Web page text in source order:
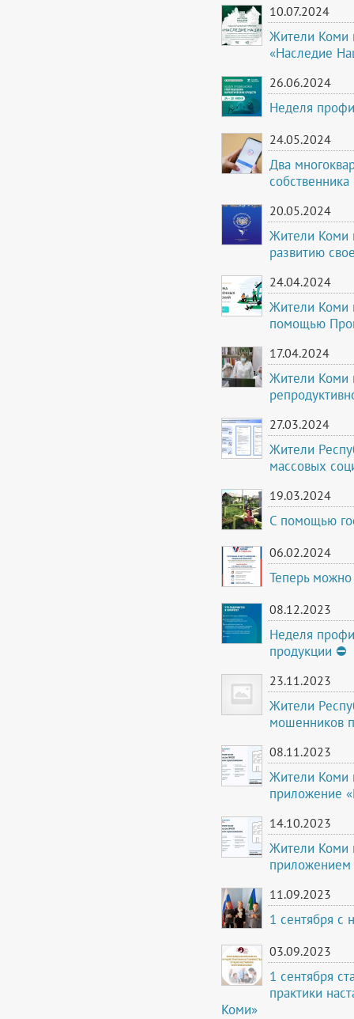
10.07.2024
Жители Коми
«Наследие
26.06.2024
Неделя
24.05.2024
Два
20.05.2024
Жители Коми
развитию
24.04.2024
Жители Коми
помощью
17.04.2024
Жители Коми
27.03.2024
Жители
массовых
19.03.2024
С помощью
06.02.2024
Теперь можно
08.12.2023
Неделя
продукции ⛔
23.11.2023
Жители
мошенников
08.11.2023
Жители Коми
приложение
14.10.2023
Жители Коми
приложением
11.09.2023
1 сентября с
03.09.2023
1 сентября
практики
Коми»